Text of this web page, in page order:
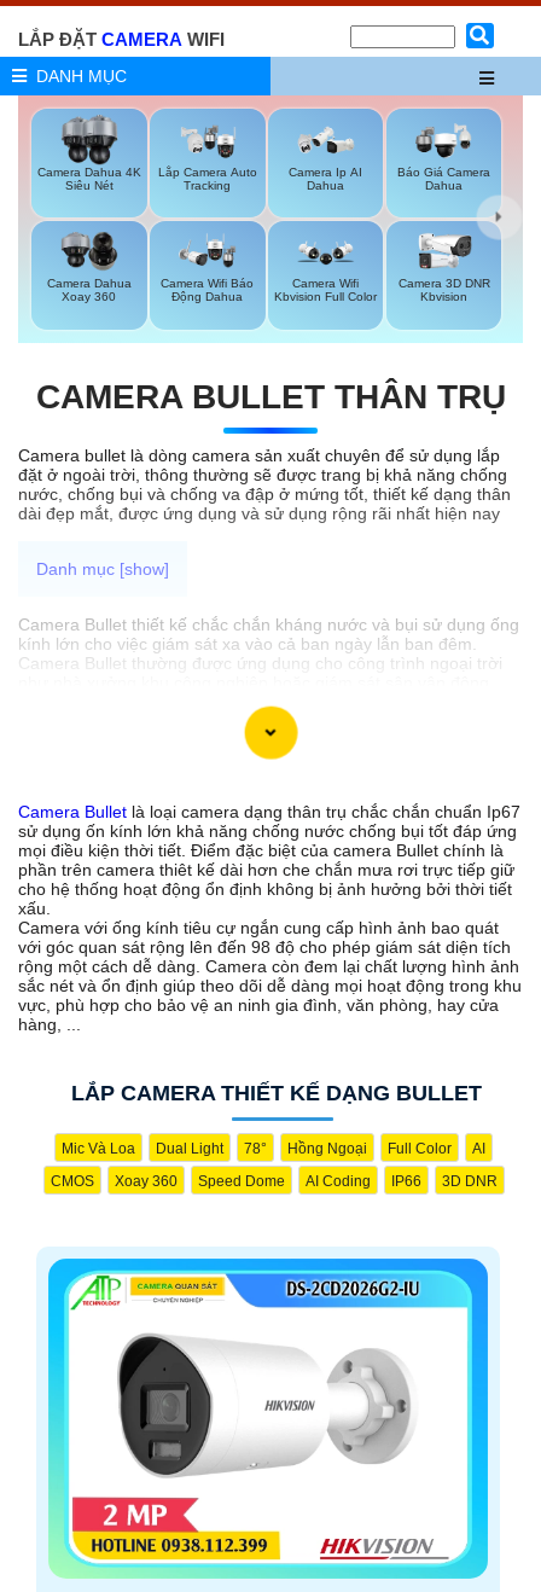
LẮP ĐẶT CAMERA WIFI
DANH MỤC
Camera Dahua 4K
Siêu Nét
Lắp Camera Auto
Tracking
Camera Ip AI
Dahua
Báo Giá Camera
Dahua
Camera Dahua
Xoay 360
Camera Wifi Báo
Động Dahua
Camera Wifi
Kbvision Full Color
Camera 3D DNR
Kbvision
CAMERA BULLET THÂN TRỤ
Camera bullet là dòng camera sản xuất chuyên để sử dụng lắp
đặt ở ngoài trời, thông thường sẽ được trang bị khả năng chống
nước, chống bụi và chống va đập ở mứng tốt, thiết kế dạng thân
dài đẹp mắt, được ứng dụng và sử dụng rộng rãi nhất hiện nay
Camera Bullet thiết kế chắc chắn kháng nước và bụi sử dụng ống
kính lớn cho việc giám sát xa vào cả ban ngày lẫn ban đêm.
Camera Bullet thường được ứng dụng cho công trình ngoại trời
hoặc sân golf. Với khả năng chống mưa nắng và tỏa nhiệt cao
camera Bullet này thực sự là sự lựa chọn đáng tin cậy cho nhu
cầu giám sát ngoại trời của bạn.
'Camera Bullet là loại camera dạng thân trụ chắc chắn chuẩn Ip67
sử dụng ốn kính lớn khả năng chống nước chống bụi tốt đáp ứng
mọi điều kiện thời tiết. Điểm đặc biệt của camera Bullet chính là
phần trên camera thiêt kế dài hơn che chắn mưa rơi trực tiếp giữ
cho hệ thống hoạt động ổn định không bị ảnh hưởng bởi thời tiết
xấu.
Camera với ống kính tiêu cự ngắn cung cấp hình ảnh bao quát
với góc quan sát rộng lên đến 98 độ cho phép giám sát diện tích
rộng một cách dễ dàng. Camera còn đem lại chất lượng hình ảnh
sắc nét và ổn định giúp theo dõi dễ dàng mọi hoạt động trong khu
vực, phù hợp cho bảo vệ an ninh gia đình, văn phòng, hay cửa
hàng, ...
LẮP CAMERA THIẾT KẾ DẠNG BULLET
Mic Và Loa Dual Light 78° Hồng Ngoại Full Color
AI
CMOS
Xoay 360 Speed Dome AI Coding IP66 3D DNR